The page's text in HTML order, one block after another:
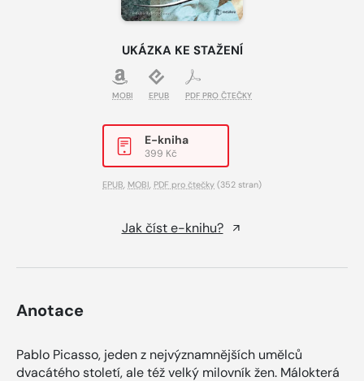
UKÁZKA KE STAŽENÍ
MOBI EPUB PDF PRO ČTEČKY
E-kniha
399 Kč
EPUB, MOBI, PDF pro čtečky (352 stran)
Jak číst e-knihu?
Anotace
Pablo Picasso, jeden z nejvýznamnějších umělců
dvacátého století, ale též velký milovník žen. Málokterá